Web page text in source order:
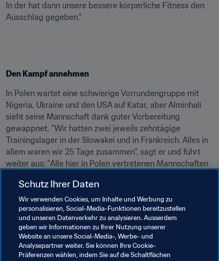
In der hat dann unsere bessere körperliche Fitness den
Ausschlag gegeben."
Den Kampf annehmen
In Polen wartet eine schwierige Vorrundengruppe mit
Nigeria, Ukraine und den USA auf Katar, aber Alminhali
sieht seine Mannschaft dank guter Vorbereitung
gewappnet. "Wir hatten zwei jeweils zehntägige
Trainingslager in der Slowakei und in Frankreich. Alles in
allem waren wir 25 Tage zusammen", sagt er und führt
weiter aus: "Alle hier in Polen vertretenen Mannschaften
Jeder hat legitime Ansprüche. Zu Nigeria etwa ist schon
alles gesagt. Diese Mannschaft hat schon mehrere
Endspiele bestritten und auch gewonnen. Auch die
Ukraine ist keine Laufkundschaft. Jeder Gegner hat seine
eigene Spielweise und jede Spielweise ihre
Schwachpunkte. Diese wollen wir ausnutzen, um ans Ziel
zu kommen."
Schutz Ihrer Daten
Wir verwenden Cookies, um Inhalte und Werbung zu
personalisieren, Social-Media-Funktionen bereitzustellen
und unseren Datenverkehr zu analysieren. Ausserdem
geben wir Informationen zu Ihrer Nutzung unserer
Website an unsere Social-Media-, Werbe- und
Analysepartner weiter. Sie können Ihre Cookie-
Präferenzen wählen, indem Sie auf die Schaltflächen